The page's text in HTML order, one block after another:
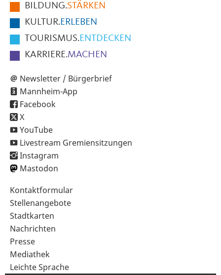
SeiteBILDUNG.STÄRKEN
KULTUR.ERLEBEN
TOURISMUS.ENTDECKEN
KARRIERE.MACHEN
Newsletter / Bürgerbrief
Mannheim-App
Facebook
X
YouTube
Livestream Gremiensitzungen
Instagram
Mastodon
Sekundärnavigation
im
Fußbereich
Kontaktformular
Stellenangebote
Stadtkarten
Nachrichten
Presse
Mediathek
Leichte Sprache